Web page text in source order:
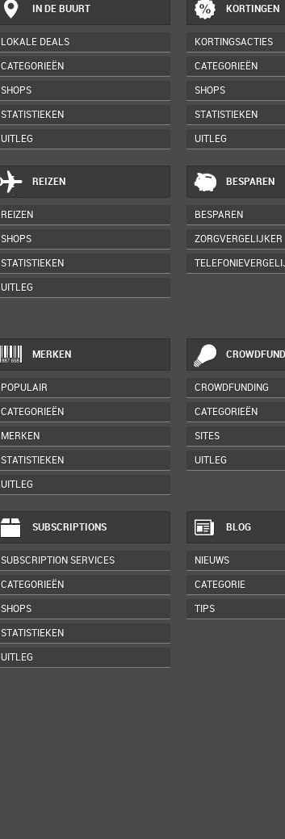
IN DE BUURT
LOKALE DEALS
CATEGORIEËN
SHOPS
STATISTIEKEN
UITLEG
KORTINGEN
KORTINGSACTIES
CATEGORIEËN
SHOPS
STATISTIEKEN
UITLEG
REIZEN
REIZEN
SHOPS
STATISTIEKEN
UITLEG
BESPAREN
BESPAREN
ZORGVERGELIJKER
MERKEN
POPULAIR
CATEGORIEËN
MERKEN
STATISTIEKEN
UITLEG
CROWDFUNDING
CATEGORIEËN
SITES
UITLEG
SUBSCRIPTIONS
SUBSCRIPTION SERVICES
CATEGORIEËN
SHOPS
STATISTIEKEN
UITLEG
BLOG
NIEUWS
CATEGORIE
TIPS